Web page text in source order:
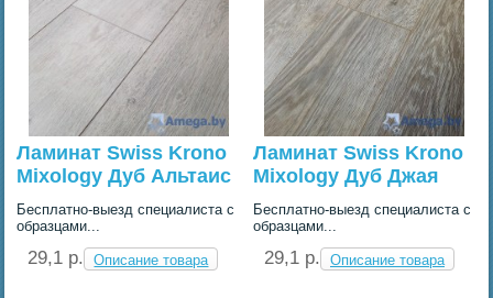
Ламинат Swiss Krono
Mixology Дуб Альтаис
Бесплатно-выезд специалиста с
образцами...
29,1 p. Описание товара
Ламинат Swiss Krono
Mixology Дуб Джая
Бесплатно-выезд специалиста с
образцами...
29,1 p. Описание товара